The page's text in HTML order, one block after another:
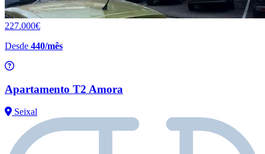
227.000€
Desde 440/mês
Apartamento T2 Amora
Seixal